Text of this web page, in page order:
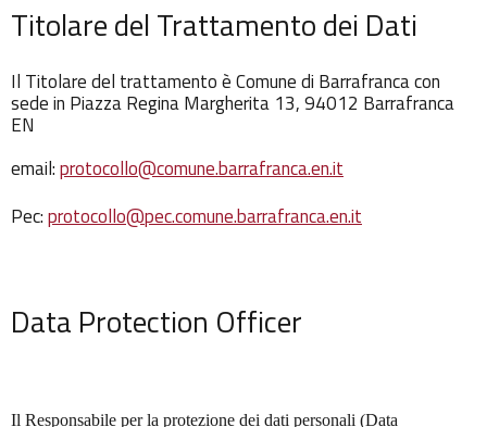
Titolare del Trattamento dei Dati
Il Titolare del trattamento è Comune di Barrafranca con
sede in Piazza Regina Margherita 13, 94012 Barrafranca
EN
email:protocollo@comune.barrafranca.en.it
Pec:protocollo@pec.comune.barrafranca.en.it
Data Protection Officer
Il Responsabile per la protezione dei dati personali (Data